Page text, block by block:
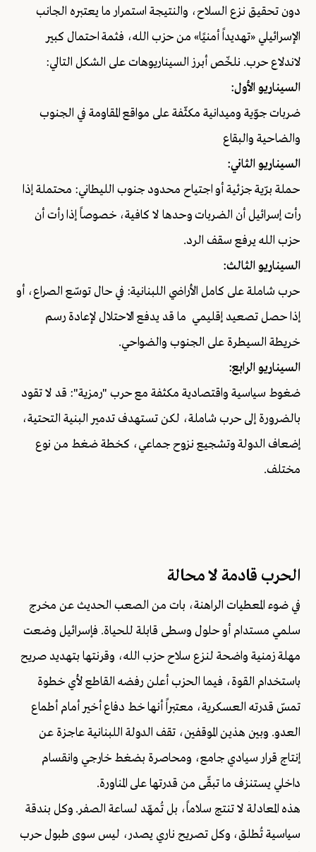
دون تحقيق نزع السلاح، والنتيجة استمرار ما يعتبره الجانب
الإسرائيلي «تهديداً أمنيًا» من حزب الله، فثمة احتمال كبير
لاندلاع حرب. نلخّص أبرز السيناريوهات على الشكل التالي:
السيناريو الأول:
ضربات جوّية وميدانية مكثّفة على مواقع المقاومة في الجنوب
والضاحية والبقاع
السيناريو الثاني:
حملة برّية جزئية أو اجتياح محدود جنوب الليطاني: محتملة إذا
رأت إسرائيل أن الضربات وحدها لا كافية، خصوصاً إذا رأت أن
حزب الله يرفع سقف الرد.
السيناريو الثالث:
حرب شاملة على كامل الأراضي اللبنانية: في حال توسّع الصراع، أو
إذا حصل تصعيد إقليمي ما قد يدفع الاحتلال لإعادة رسم
خريطة السيطرة على الجنوب والضواحي.
السيناريو الرابع:
ضغوط سياسية واقتصادية مكثفة مع حرب "رمزية": قد لا تقود
بالضرورة إلى حرب شاملة، لكن تستهدف تدمير البنية التحتية،
إضعاف الدولة وتشجيع نزوح جماعي، كخطة ضغط من نوع
مختلف.
الحرب قادمة لا محالة
في ضوء المعطيات الراهنة، بات من الصعب الحديث عن مخرج
سلمي مستدام أو حلول وسطى قابلة للحياة. فإسرائيل وضعت
مهلة زمنية واضحة لنزع سلاح حزب الله، وقرنتها بتهديد صريح
باستخدام القوة، فيما الحزب أعلن رفضه القاطع لأي خطوة
تمسّ قدرته العسكرية، معتبراً أنها خط دفاع أخير أمام أطماع
العدو. وبين هذين الموقفين، تقف الدولة اللبنانية عاجزة عن
إنتاج قرار سيادي جامع، ومحاصرة بضغط خارجي وانقسام
داخلي يستنزف ما تبقّى من قدرتها على المناورة.
هذه المعادلة لا تنتج سلاماً، بل تُمهّد لساعة الصفر. وكل بندقة
سياسية تُطلق، وكل تصريح ناري يصدر، ليس سوى طبول حرب